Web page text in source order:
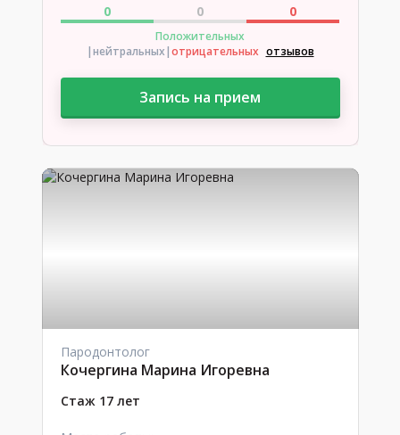
0 0 0
Положительных
|нейтральных|отрицательных отзывов
Запись на прием
Пародонтолог
Кочергина Марина Игоревна
Стаж 17 лет